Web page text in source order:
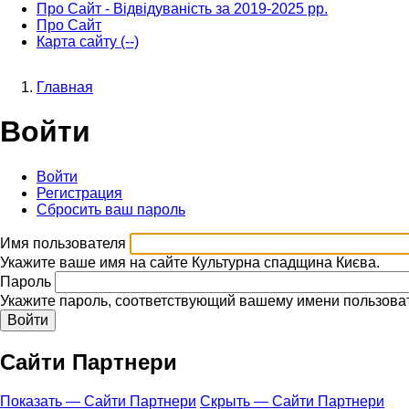
Про Сайт - Відвідуваність за 2019-2025 рр.
Про Сайт
Карта сайту (--)
навигации
Главная
Войти
Главные
вкладки
Войти
вкладка)
Регистрация
Сбросить ваш пароль
Имя пользователя
Укажите ваше имя на сайте Культурна спадщина Києва.
Пароль
Укажите пароль, соответствующий вашему имени
Сайти Партнери
Показать — Сайти Партнери Скрыть — Сайти Партнери